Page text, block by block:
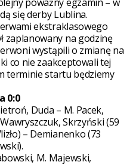
się derby Lublina.
ekstraklasowego
zaplanowany na godzinę
wystąpili o zmianę na
co nie zaakceptowali tej
terminie startu będziemy
0:0
Duda – M. Pacek,
Skrzyński (59
– Demianenko (73
M. Majewski,